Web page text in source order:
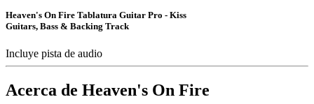
Heaven's On Fire Tablatura Guitar Pro - Kiss
Guitars, Bass & Backing Track
Incluye pista de audio
Acerca de Heaven's On Fire